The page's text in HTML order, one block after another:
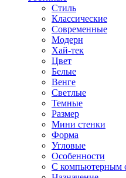
Стиль
Классические
Современные
Модерн
Хай-тек
Цвет
Белые
Венге
Светлые
Темные
Размер
Мини стенки
Форма
Угловые
Особенности
С компьютерным